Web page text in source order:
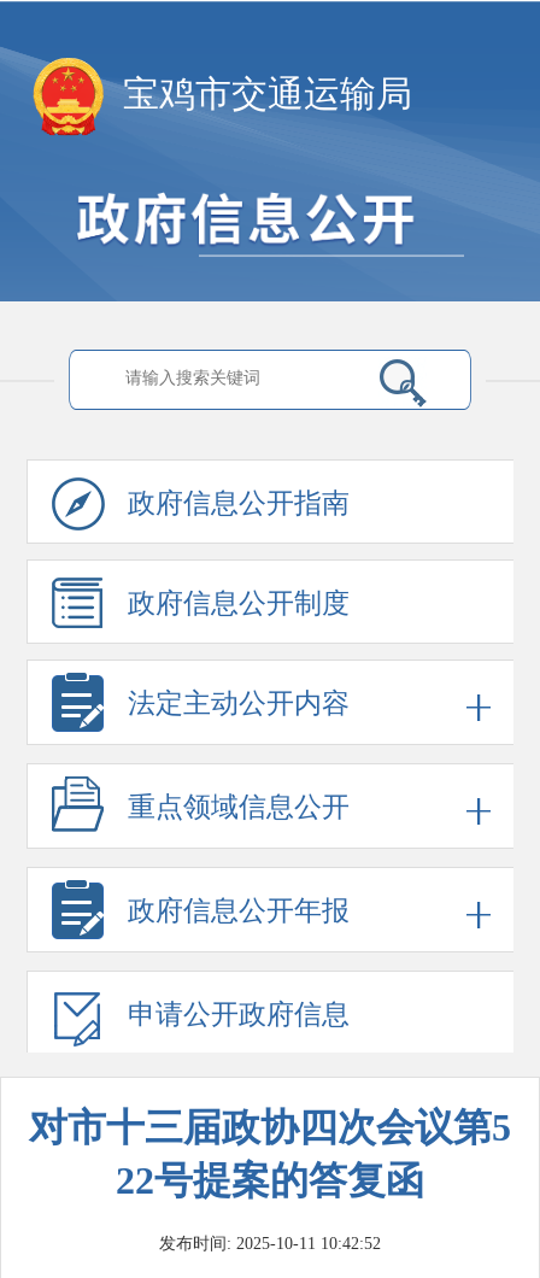
宝鸡市交通运输局
政府信息公开指南
政府信息公开制度
法定主动公开内容
重点领域信息公开
政府信息公开年报
申请公开政府信息
对市十三届政协四次会议第5
22号提案的答复函
发布时间: 2025-10-11 10:42:52